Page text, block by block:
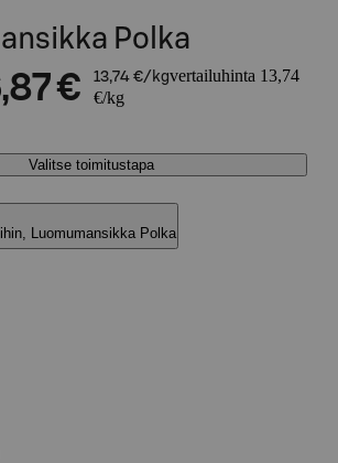
Polka
€ 13,74 €/kgvertailuhinta 13,74
€/kg
Valitse toimitustapa
Luomumansikka Polka